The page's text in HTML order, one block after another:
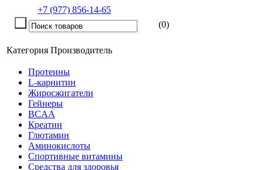
+7 (977) 856-14-65
(0)
Категория Производитель
Протеины
L-карнитин
Жиросжигатели
Гейнеры
BCAA
Креатин
Глютамин
Аминокислоты
Спортивные витамины
Средства для здоровья